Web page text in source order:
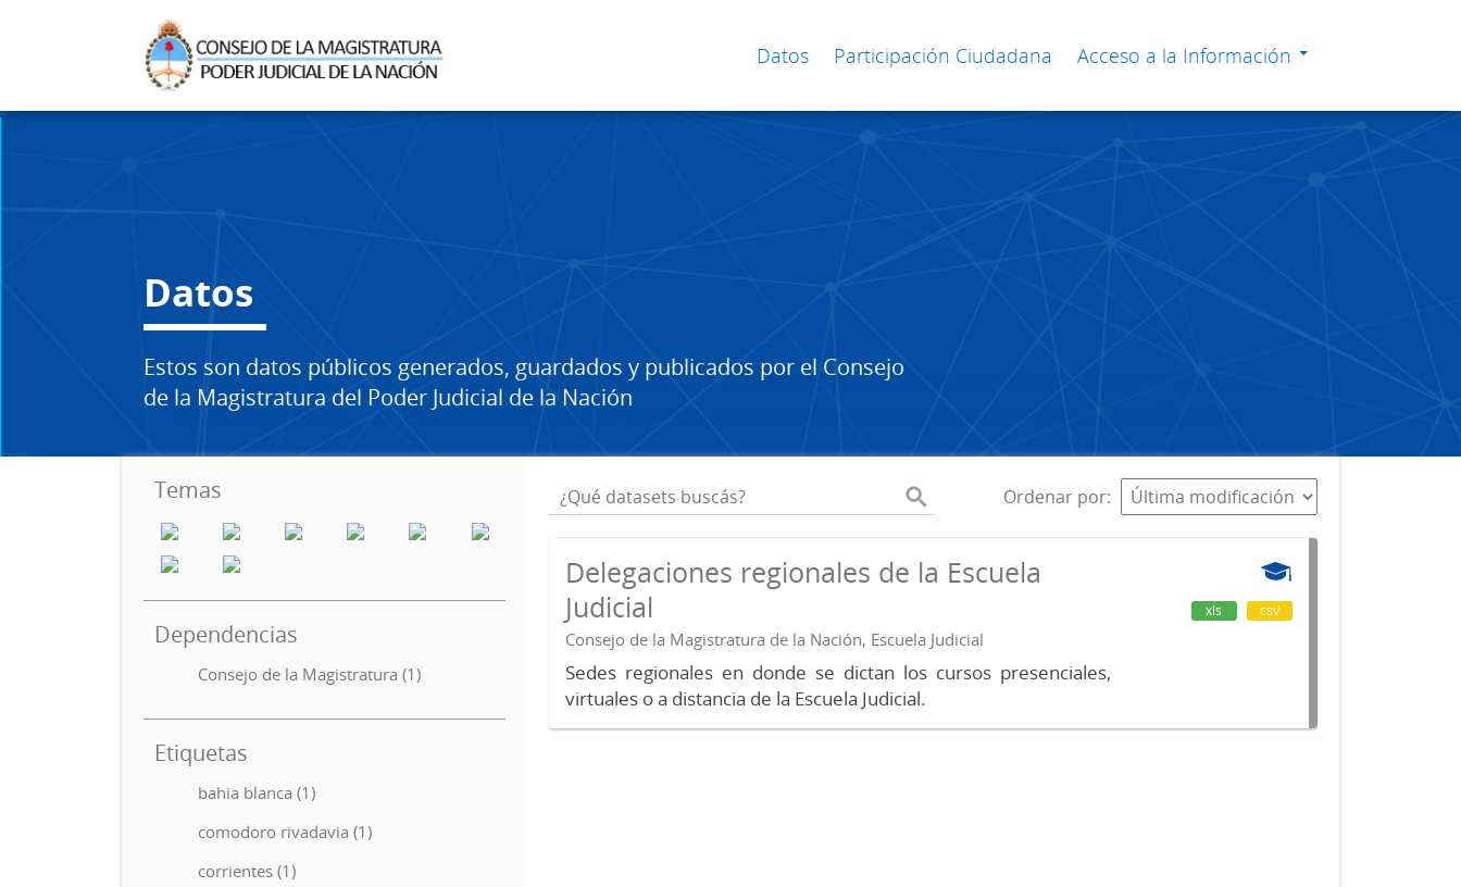
Datos Participación Ciudadana Acceso a la Información
Datos
Estos son datos públicos generados, guardados y publicados por el Consejo
de la Magistratura del Poder Judicial de la Nación
Temas
Dependencias
Consejo de la Magistratura (1)
Etiquetas
bahia blanca (1)
comodoro rivadavia (1)
corrientes (1)
Ordenar por
Delegaciones regionales de la Escuela
Judicial
Consejo de la Magistratura de la Nación, Escuela Judicial
Sedes regionales en donde se dictan los cursos presenciales,
virtuales o a distancia de la Escuela Judicial.
xls csv